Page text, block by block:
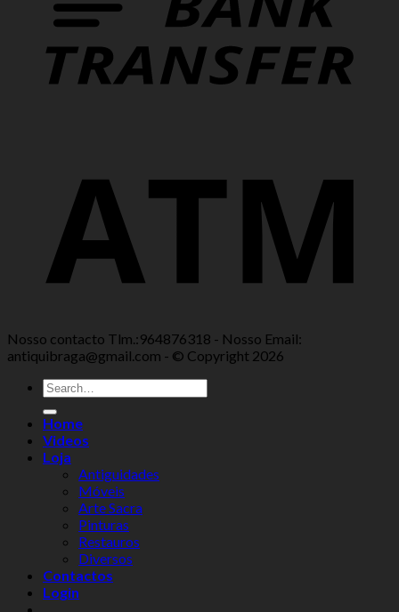
Nosso contacto Tlm.:964876318 - Nosso Email:
antiquibraga@gmail.com - © Copyright 2026
Home
Videos
Loja
Antiguidades
Móveis
Arte Sacra
Pinturas
Restauros
Diversos
Contactos
Login